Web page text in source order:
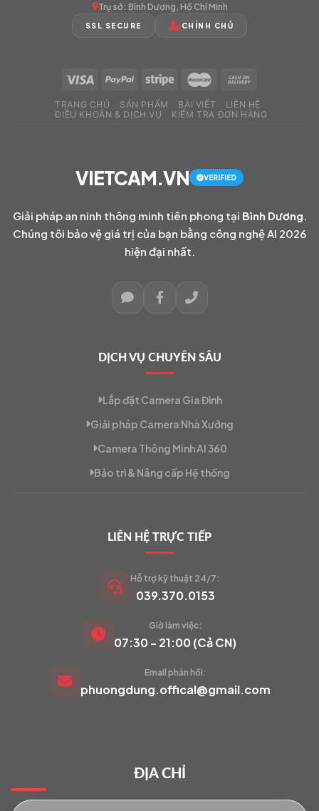
VIETCAM.VN
Đang trực tuyến
Trụ sở: Bình Dương, Hồ Chí Minh
SSL SECURE CHÍNH CHỦ
TRANG CHỦ SẢN PHẨM BÀI VIẾT
LIÊN HỆ
ĐIỀU KHOẢN & DỊCH VỤ
KIỂM TRA ĐƠN HÀNG
VIETCAM.VN VERIFIED
Giải pháp an ninh thông minh tiên phong tại Bình Dương
Chúng tôi bảo vệ giá trị của bạn bằng công nghệ AI 2026
hiện đại nhất.
DỊCH VỤ CHUYÊN SÂU
Lắp đặt Camera Gia Đình
Giải pháp Camera Nhà Xưởng
Camera Thông Minh AI 360
Bảo trì & Nâng cấp Hệ thống
LIÊN HỆ TRỰC TIẾP
Hỗ trợ kỹ thuật 24/7:
039.370.0153
Giờ làm việc:
07:30 - 21:00 (Cả CN)
Email phản hồi:
phuongdung.offical@gmail.com
ĐỊA CHỈ